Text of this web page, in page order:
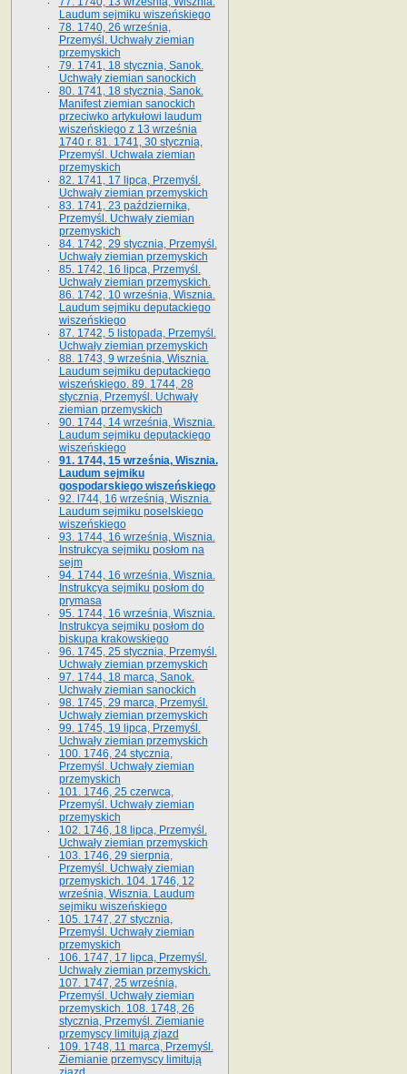
Laudum sejmiku wiszeńskiego
78. 1740, 26 września,
Przemyśl. Uchwały ziemian
przemyskich
79. 1741, 18 stycznia, Sanok.
Uchwały ziemian sanockich
80. 1741, 18 stycznia, Sanok.
Manifest ziemian sanockich
przeciwko artykułowi laudum
wiszeńskiego z 13 wrze­śnia
1740 r. 81. 1741, 30 stycznia,
Przemyśl. Uchwała ziemian
przemyskich
82. 1741, 17 lipca, Przemyśl.
Uchwały ziemian przemyskich
83. 1741, 23 października,
Przemyśl. Uchwały ziemian
przemyskich
84. 1742, 29 stycznia, Przemyśl.
Uchwały ziemian przemyskich
85. 1742, 16 lipca, Przemyśl.
Uchwały ziemian przemyskich.
86. 1742, 10 września, Wisznia.
Laudum sejmiku deputackiego
wiszeńskiego
87. 1742, 5 listopada, Przemyśl.
Uchwały ziemian przemyskich
88. 1743, 9 września, Wisznia.
Laudum sejmiku deputackiego
wiszeńskiego. 89. 1744, 28
stycznia, Przemyśl. Uchwały
ziemian przemyskich
90. 1744, 14 września, Wisznia.
Laudum sejmiku deputackiego
wiszeńskiego
91. 1744, 15 września, Wisznia.
Laudum sejmiku
gospodarskiego wiszeńskiego
92. l744, 16 września, Wisznia.
Laudum sejmiku poselskiego
wiszeńskiego
93. 1744, 16 września, Wisznia.
Instrukcya sejmiku posłom na
sejm
94. 1744, 16 września, Wisznia.
Instrukcya sejmiku posłom do
prymasa
95. 1744, 16 września, Wisznia.
Instrukcya sejmiku posłom do
biskupa krakowskiego
96. 1745, 25 stycznia, Przemyśl.
Uchwały ziemian przemyskich
97. 1744, 18 marca, Sanok.
Uchwały ziemian sanockich
98. 1745, 29 marca, Przemyśl.
Uchwały ziemian przemyskich
99. 1745, 19 lipca, Przemyśl.
Uchwały ziemian przemyskich
100. 1746, 24 stycznia,
Przemyśl. Uchwały ziemian
przemyskich
101. 1746, 25 czerwca,
Przemyśl. Uchwały ziemian
przemyskich
102. 1746, 18 lipca, Przemyśl.
Uchwały ziemian przemyskich
103. 1746, 29 sierpnia,
Przemyśl. Uchwały ziemian
przemyskich. 104. 1746, 12
września, Wisznia. Laudum
sejmiku wiszeńskiego
105. 1747, 27 stycznia,
Przemyśl. Uchwały ziemian
przemyskich
106. 1747, 17 lipca, Przemyśl.
Uchwały ziemian przemyskich.
107. 1747, 25 września,
Przemyśl. Uchwały ziemian
przemyskich. 108. 1748, 26
stycznia, Przemyśl. Ziemianie
przemyscy limitują zjazd
109. 1748, 11 marca, Przemyśl.
Ziemianie przemyscy limitują